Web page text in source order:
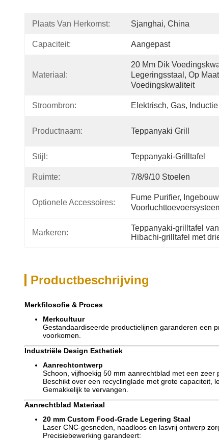
Plaats Van Herkomst: Sjanghai, China
Capaciteit: Aangepast
Materiaal:
20 Mm Dik
Legeringsstaal, Op
Voedingskwaliteit
Stroombron: Elektrisch, Gas,
Productnaam: Teppanyaki Grill
Stijl: Teppanyaki-Grilltafel
Ruimte: 7/8/9/10 Stoelen
Optionele Accessoires:
Fume Purifier,
Markeren:
Teppanyaki-grilltafel
Hibachi-grilltafel met
Productbeschrijving
Merkfilosofie & Proces
Merkcultuur
Gestandaardiseerde productielijnen garanderen een
voorkomen.
Industriële Design Esthetiek
Aanrechtontwerp
Schoon, vijfhoekig 50 mm aanrechtblad met een
Beschikt over een recyclinglade met grote capaciteit,
Gemakkelijk te vervangen.
Aanrechtblad Materiaal
20 mm Custom Food-Grade Legering Staal
Laser CNC-gesneden, naadloos en lasvrij ontwerp
Precisiebewerking garandeert: